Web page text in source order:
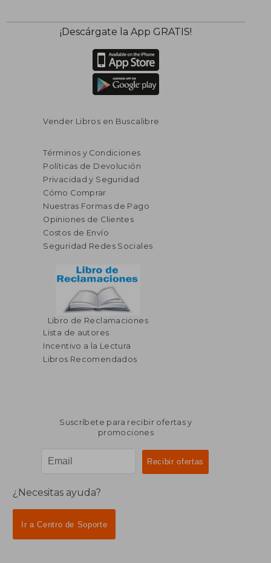
¡Descárgate la App GRATIS!
Vender Libros en Buscalibre
Términos y Condiciones
Políticas de Devolución
Privacidad y Seguridad
Cómo Comprar
Nuestras Formas de Pago
Opiniones de Clientes
Costos de Envío
Seguridad Redes Sociales
Libro de Reclamaciones
Lista de autores
Incentivo a la Lectura
Libros Recomendados
Suscríbete para recibir ofertas y
promociones
¿Necesitas ayuda?
Ir a Centro de Soporte